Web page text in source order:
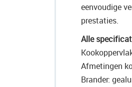
eenvoudige
prestaties.
Alle
Afmetingen
Brander: